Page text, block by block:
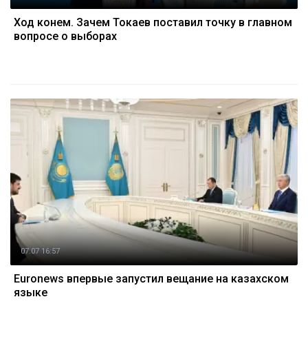
Ход конем. Зачем Токаев поставил точку в главном
вопросе о выборах
07.07 16:57
Euronews впервые запустил вещание на казахском
языке